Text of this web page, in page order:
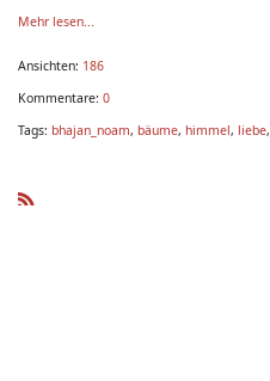
Mehr lesen...
Ansichten: 186
Kommentare: 0
Tags: bhajan_noam, bäume, himmel, liebe,